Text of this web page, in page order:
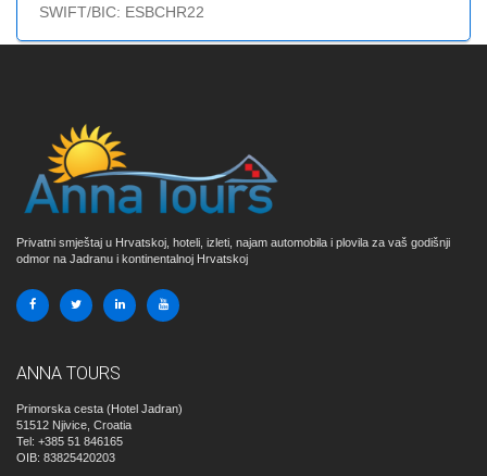
SWIFT/BIC: ESBCHR22
Privatni smještaj u Hrvatskoj, hoteli, izleti, najam automobila i plovila za vaš godišnji
odmor na Jadranu i kontinentalnoj Hrvatskoj
ANNA TOURS
Primorska cesta (Hotel Jadran)
51512 Njivice, Croatia
Tel: +385 51 846165
OIB: 83825420203